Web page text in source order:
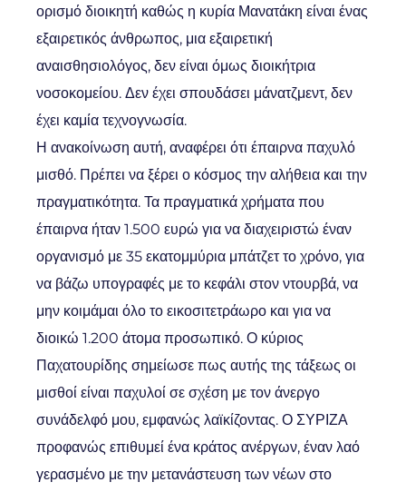
ορισμό διοικητή καθώς η κυρία Μανατάκη είναι ένας
εξαιρετικός άνθρωπος, μια εξαιρετική
αναισθησιολόγος, δεν είναι όμως διοικήτρια
νοσοκομείου. Δεν έχει σπουδάσει μάνατζμεντ, δεν
έχει καμία τεχνογνωσία.
Η ανακοίνωση αυτή, αναφέρει ότι έπαιρνα παχυλό
μισθό. Πρέπει να ξέρει ο κόσμος την αλήθεια και την
πραγματικότητα. Τα πραγματικά χρήματα που
έπαιρνα ήταν 1.500 ευρώ για να διαχειριστώ έναν
οργανισμό με 35 εκατομμύρια μπάτζετ το χρόνο, για
να βάζω υπογραφές με το κεφάλι στον ντουρβά, να
μην κοιμάμαι όλο το εικοσιτετράωρο και για να
διοικώ 1.200 άτομα προσωπικό. Ο κύριος
Παχατουρίδης σημείωσε πως αυτής της τάξεως οι
μισθοί είναι παχυλοί σε σχέση με τον άνεργο
συνάδελφό μου, εμφανώς λαϊκίζοντας. Ο ΣΥΡΙΖΑ
προφανώς επιθυμεί ένα κράτος ανέργων, έναν λαό
γερασμένο με την μετανάστευση των νέων στο